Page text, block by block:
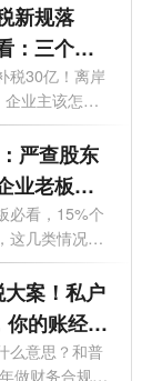
新规落
：三个环
窗口期怎
税30亿！离岸
企业主该怎么
严查股东
业老板别
必看，15%个
这几类情况全
案！私户
你的账经得
务合规要
么意思？和普
做财务合规要